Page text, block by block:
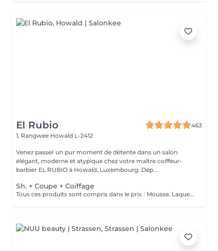
El Rubio
463
1, Rangwee Howald L-2412
Venez passer un pur moment de détente dans un salon
élégant, moderne et atypique chez votre maître coiffeur-
barbier EL RUBIO à Howald, Luxembourg. Dep...
Sh. + Coupe + Coiffage
Tous ces produits sont compris dans le prix : Mousse, Laque, Gel, Soin démêlant, Shampoing spécifique. Tous les produits que nous utilisons sont des produits de qualité professionnelle.